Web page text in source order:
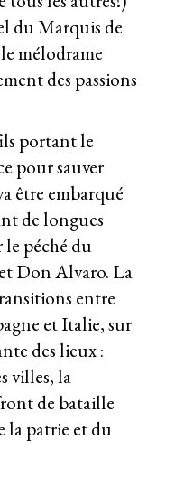
du Marquis de
mélodrame
des passions
portant le
pour sauver
être embarqué
de longues
le péché du
Don Alvaro. La
entre
et Italie, sur
des lieux :
villes, la
de bataille
la patrie et du